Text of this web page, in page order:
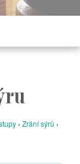
› Zrání sýrů ›